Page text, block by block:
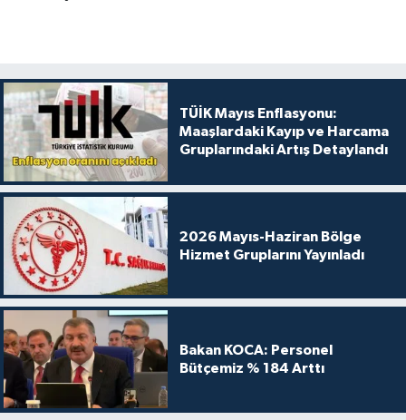
TÜİK Mayıs Enflasyonu:
Maaşlardaki Kayıp ve Harcama
Gruplarındaki Artış Detaylandı
2026 Mayıs-Haziran Bölge
Hizmet Gruplarını Yayınladı
Bakan KOCA: Personel
Bütçemiz % 184 Arttı